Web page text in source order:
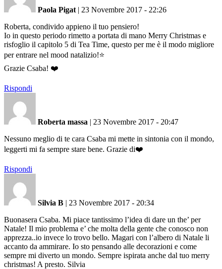
Paola Pigat | 23 Novembre 2017 - 22:26
Roberta, condivido appieno il tuo pensiero!
Io in questo periodo rimetto a portata di mano Merry Christmas e
risfoglio il capitolo 5 di Tea Time, questo per me è il modo migliore
per entrare nel mood natalizio!⭐️
Grazie Csaba! ❤️
Rispondi
Roberta massa | 23 Novembre 2017 - 20:47
Nessuno meglio di te cara Csaba mi mette in sintonia con il mondo,
leggerti mi fa sempre stare bene. Grazie di❤️
Rispondi
Silvia B | 23 Novembre 2017 - 20:34
Buonasera Csaba. Mi piace tantissimo l’idea di dare un the’ per
Natale! Il mio problema e’ che molta della gente che conosco non
apprezza..io invece lo trovo bello. Magari con l’albero di Natale li
accanto da ammirare. Io sto pensando alle decorazioni e come
sempre mi diverto un mondo. Sempre ispirata anche dal tuo merry
christmas! A presto. Silvia